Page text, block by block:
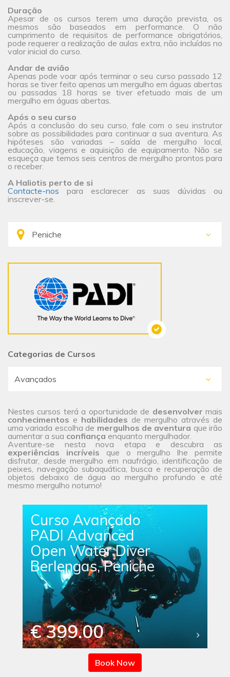
Duração
Apesar de os cursos terem uma duração prevista, os
mesmos são baseados em performance. O não
cumprimento de requisitos de performance obrigatórios,
pode requerer a realização de aulas extra, não incluídas no
valor inicial do curso.
Andar de avião
Apenas pode voar após terminar o seu curso passado 12
horas se tiver feito apenas um mergulho em águas abertas
ou passadas 18 horas se tiver efetuado mais de um
mergulho em águas abertas.
Após o seu curso
Após a conclusão do seu curso, fale com o seu instrutor
sobre as possibilidades para continuar a sua aventura. As
hipóteses são variadas – saída de mergulho local,
educação, viagens e aquisição de equipamento. Não se
esqueça que temos seis centros de mergulho prontos para
o receber.
A Haliotis perto de si
Contacte-nos para esclarecer as suas dúvidas ou
inscrever-se.
Categorias de Cursos
Nestes cursos terá a oportunidade de desenvolver mais
conhecimentos e habilidades de mergulho através de
uma variada escolha de mergulhos de aventura que irão
aumentar a sua confiança enquanto mergulhador.
Aventure-se nesta nova etapa e descubra as
experiências incríveis que o mergulho lhe permite
disfrutar, desde mergulho em naufrágio, identificação de
peixes, navegação subaquática, busca e recuperação de
objetos debaixo de água ao mergulho profundo e até
mesmo mergulho noturno!
Curso Avançado
PADI Advanced
Open Water Diver
Berlengas, Peniche
€ 399.00
Book Now